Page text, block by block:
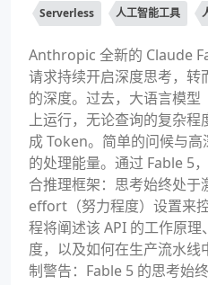
Serverless 人工智能工具
Anthropic 全新的 Claude
请求持续开启深度思考，转
的深度。过去，大语言模
上运行，无论查询的复杂
成 Token。简单的问候与
的处理能量。通过 Fable 5
合推理框架：思考始终处
effort（努力程度）设置来
程将阐述该 API 的工作原
度，以及如何在生产流水线
制警告：Fable 5 的思考始